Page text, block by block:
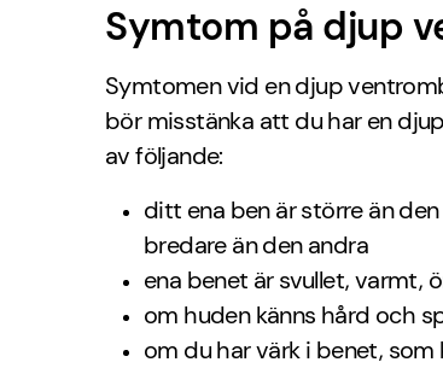
Symtom på djup
Symtomen vid en djup
bör misstänka att du har en
av följande:
ditt ena ben är större än
bredare än den andra
ena benet är svullet, varmt,
om huden känns hård och
om du har värk i benet, som